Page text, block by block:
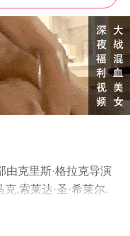
由克里斯·格拉克导演
,索莱达·圣·希莱尔,
科特,乔恩·韦尔塔斯,